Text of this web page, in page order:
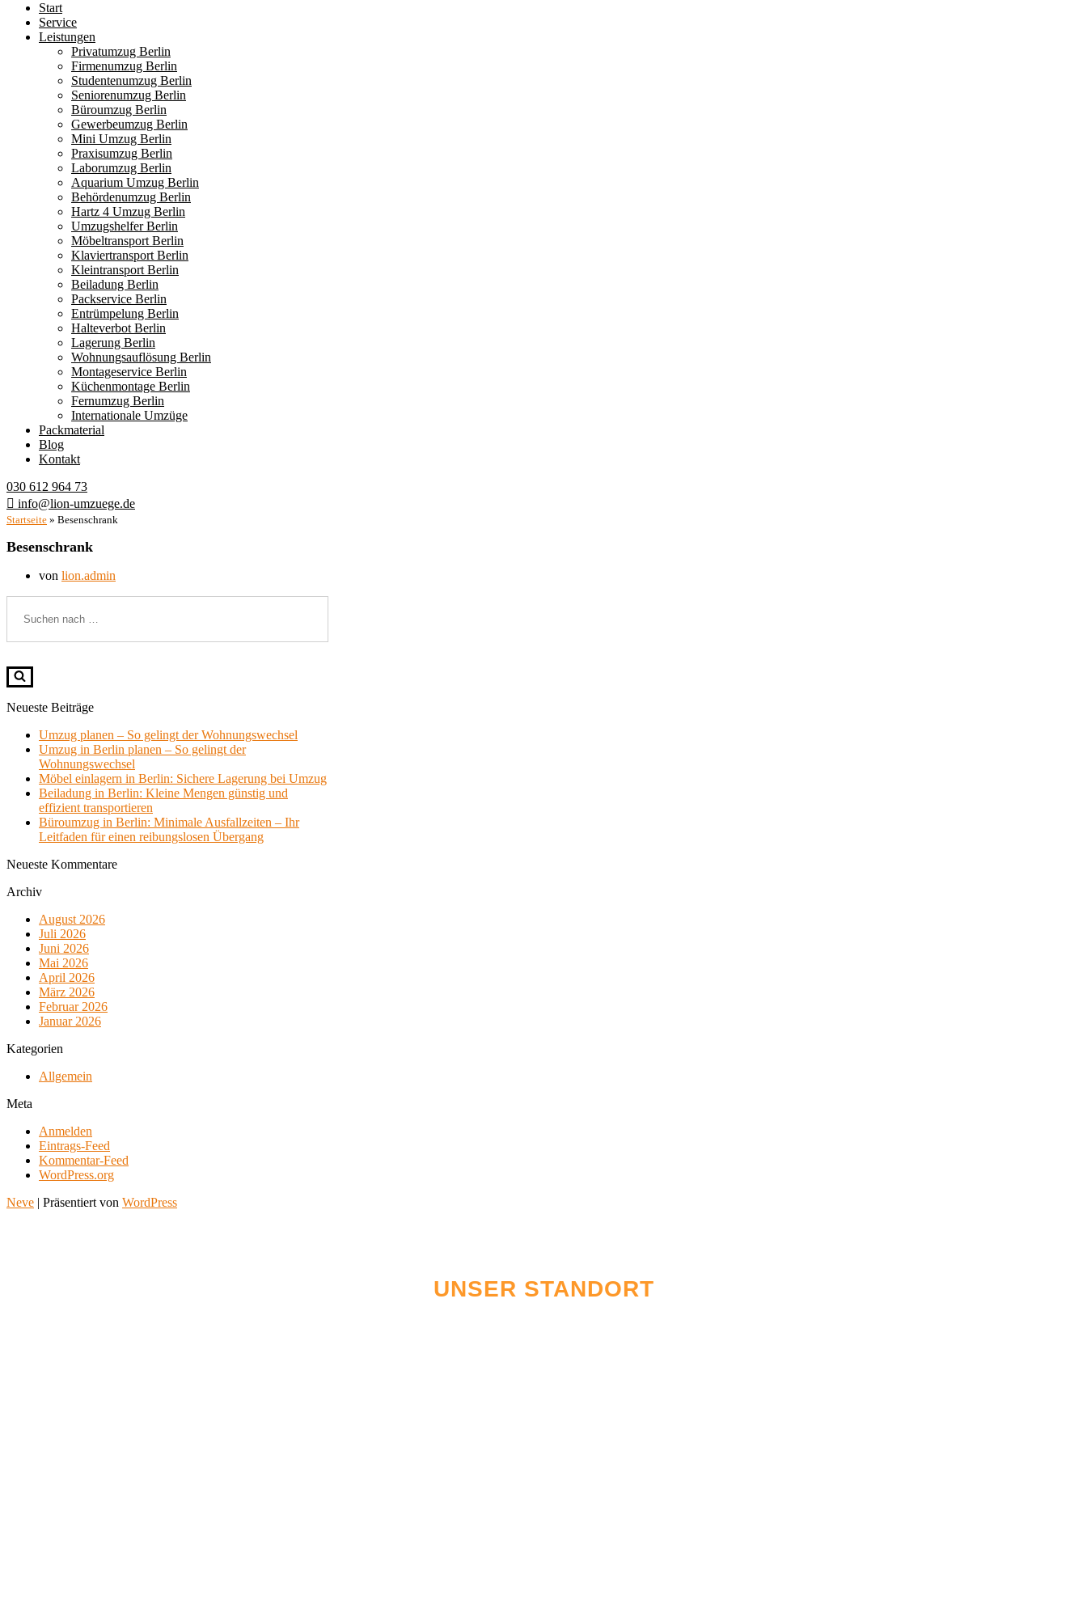
Start
Service
Leistungen
Privatumzug Berlin
Firmenumzug Berlin
Studentenumzug Berlin
Seniorenumzug Berlin
Büroumzug Berlin
Gewerbeumzug Berlin
Mini Umzug Berlin
Praxisumzug Berlin
Laborumzug Berlin
Aquarium Umzug Berlin
Behördenumzug Berlin
Hartz 4 Umzug Berlin
Umzugshelfer Berlin
Möbeltransport Berlin
Klaviertransport Berlin
Kleintransport Berlin
Beiladung Berlin
Packservice Berlin
Entrümpelung Berlin
Halteverbot Berlin
Lagerung Berlin
Wohnungsauflösung Berlin
Montageservice Berlin
Küchenmontage Berlin
Fernumzug Berlin
Internationale Umzüge
Packmaterial
Blog
Kontakt
030 612 964 73
info@lion-umzuege.de
Startseite » Besenschrank
Besenschrank
von lion.admin
nach …
Neueste Beiträge
Umzug planen – So gelingt der Wohnungswechsel
Umzug in Berlin planen – So gelingt der
Wohnungswechsel
Möbel einlagern in Berlin: Sichere Lagerung bei Umzug
Beiladung in Berlin: Kleine Mengen günstig und
effizient transportieren
Büroumzug in Berlin: Minimale Ausfallzeiten – Ihr
Leitfaden für einen reibungslosen Übergang
Neueste Kommentare
Archiv
August 2026
Juli 2026
Juni 2026
Mai 2026
April 2026
März 2026
Februar 2026
Januar 2026
Kategorien
Allgemein
Meta
Anmelden
Eintrags-Feed
Kommentar-Feed
WordPress.org
Neve | Präsentiert von WordPress
UNSER STANDORT